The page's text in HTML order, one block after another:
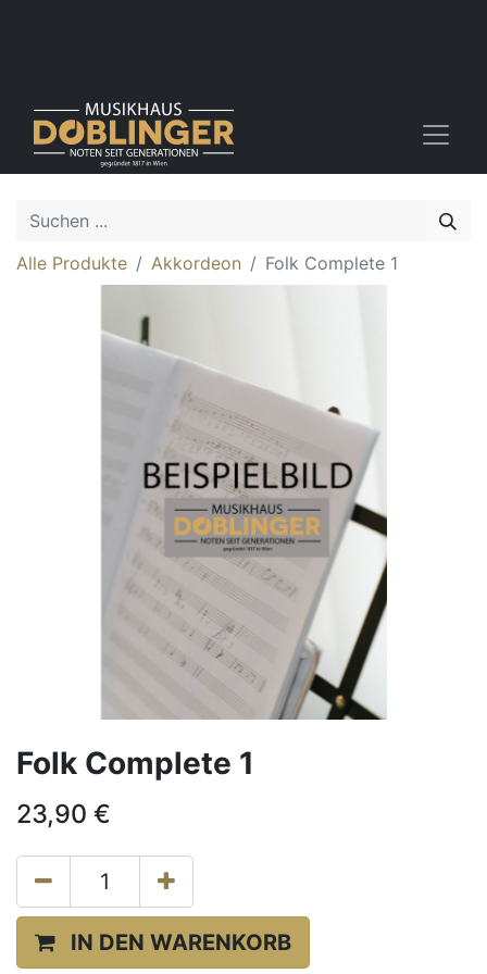
Alle Produkte Akkordeon Folk Complete 1
Folk Complete 1
23,90 €
IN DEN WARENKORB